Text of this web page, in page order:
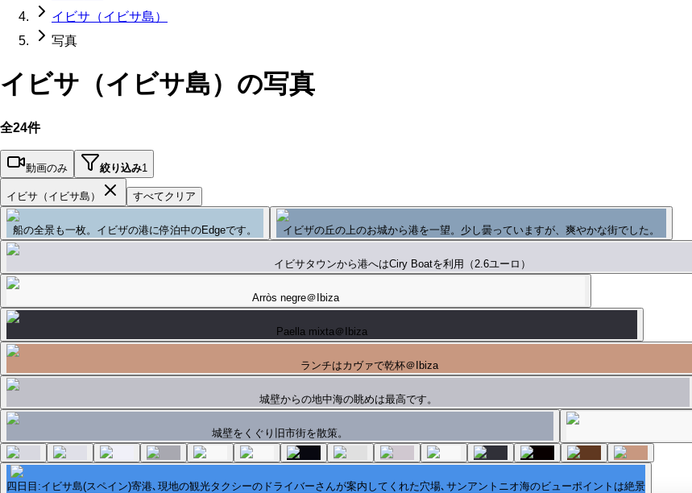
イビサ（イビサ島）
写真
イビサ（イビサ島）の写真
全24件
動画のみ 絞り込み1
イビサ（イビサ島） すべてクリア
船の全景も一枚。イビザの港に停泊中のEdgeです。 イビザの丘の上のお城から港を一望。少し曇っていますが、爽やかな街でした。
イビサタウンから港へはCiry Boatを利用（2.6ユーロ）
Arròs negre＠Ibiza
Paella mixta＠Ibiza
ランチはカヴァで乾杯＠Ibiza
城壁からの地中海の眺めは最高です。
城壁をくぐり旧市街を散策。
四日目:イビサ島(スペイン)寄港､現地の観光タクシーのドライバーさんが案内してくれた穴場､サンアントニオ海のビューポイントは絶景